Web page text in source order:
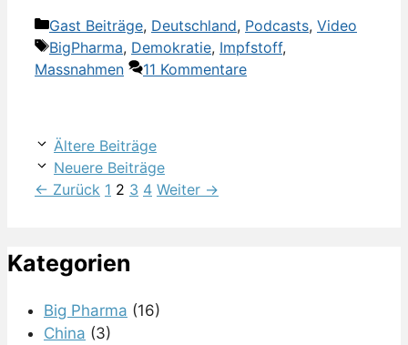
Kategorien
Gast Beiträge, Deutschland, Podcasts, Video
Schlagwörter
BigPharma, Demokratie, Impfstoff,
Massnahmen
11 Kommentare
Ältere Beiträge
Neuere Beiträge
← Zurück Seite
1 Seite
2 Seite
3 Seite
4 Weiter →
Kategorien
Big Pharma (16)
China (3)